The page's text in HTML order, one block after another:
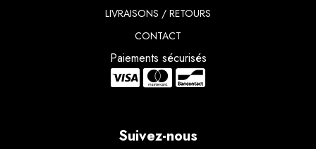
LIVRAISONS / RETOURS
CONTACT
Paiements sécurisés
Suivez-nous